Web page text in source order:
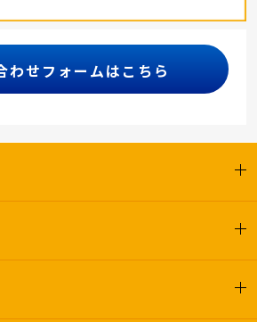
わせフォームはこちら